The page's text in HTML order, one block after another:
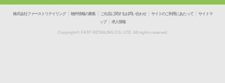
株式会社ファーストリテイリング｜ 物件情報の募集｜ ご出店に関するお問い合わせ｜ サイトのご利用にあたって｜
サイトマ
ップ｜ 求人情報
Copyright© FAST RETAILING CO., LTD. All rights reserved.